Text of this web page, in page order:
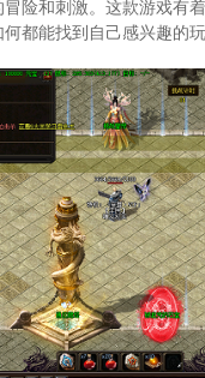
险和刺激。这款游戏有
都能找到自己感兴趣的玩